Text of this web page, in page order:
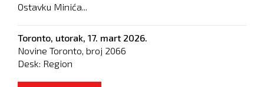
Ostavku Minića...
Toronto, utorak, 17. mart 2026.
Novine Toronto, broj 2066
Desk: Region